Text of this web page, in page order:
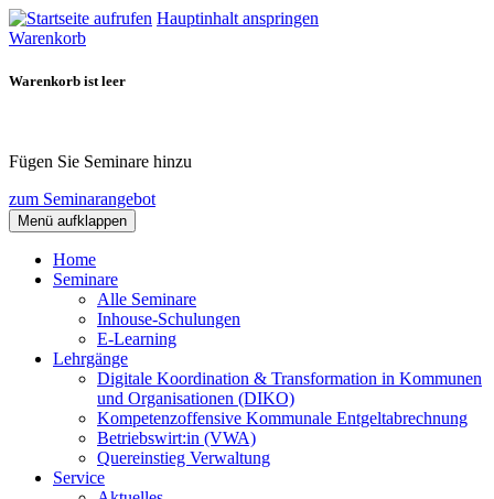
Hauptinhalt anspringen
Warenkorb
Warenkorb ist leer
Fügen Sie Seminare hinzu
zum Seminarangebot
Menü aufklappen
Home
Seminare
Alle Seminare
Inhouse-Schulungen
E-Learning
Lehrgänge
Digitale Koordination & Transformation in Kommunen
und Organisationen (DIKO)
Kompetenzoffensive Kommunale Entgeltabrechnung
Betriebswirt:in (VWA)
Quereinstieg Verwaltung
Service